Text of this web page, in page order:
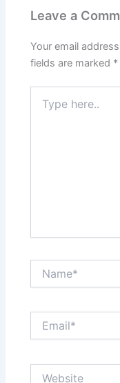
Leave a
Your email
fields are marked *
here..